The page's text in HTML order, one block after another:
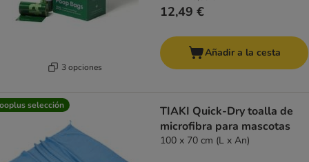
3 opciones
12,49 €
Añadir a la cesta
selección
TIAKI Quick-Dry toalla de
microfibra para mascotas
100 x 70 cm (L x An)